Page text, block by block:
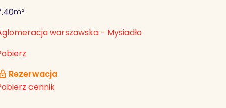
m²
warszawska - Mysiadło
Rezerwacja
cennik